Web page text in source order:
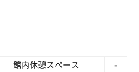
館内休憩スペース
-